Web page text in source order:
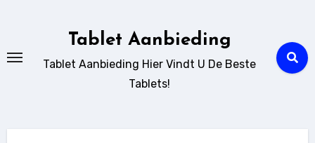
Tablet Aanbieding
Tablet Aanbieding Hier Vindt U De Beste
Tablets!